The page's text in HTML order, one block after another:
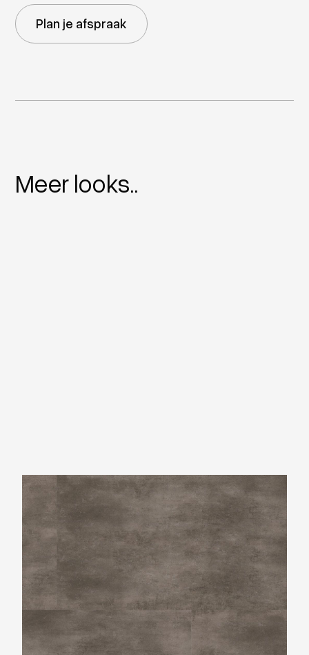
Plan je afspraak
Meer looks..
Ambiant Concrete XL Mid Grey